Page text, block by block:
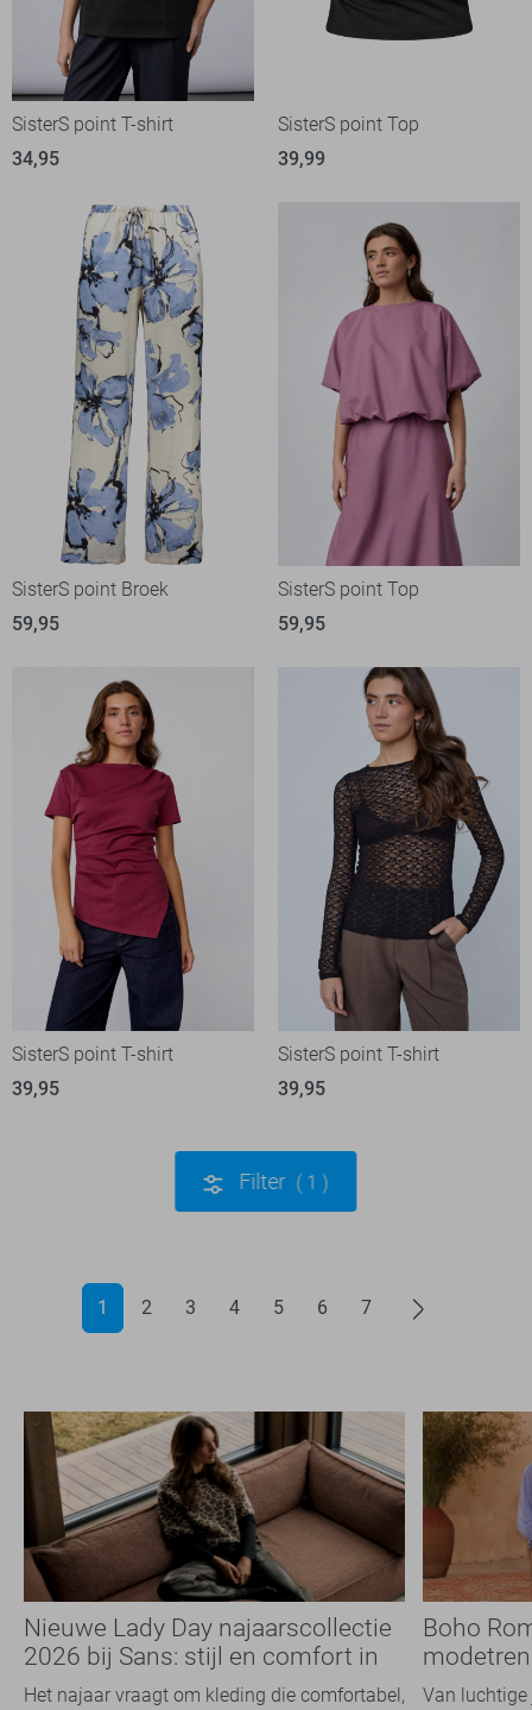
SisterS point T-shirt
34,95
SisterS point Top
39,99
SisterS point Broek
59,95
SisterS point Top
59,95
SisterS point T-shirt
39,95
SisterS point T-shirt
39,95
Filter 1
1 2 3 4 5 6 7
Nieuwe Lady Day najaarscollectie
2026 bij Sans: stijl en comfort in
travelkwaliteit
Het najaar vraagt om kleding die comfortabel,
Boho
overal
Van luchtige